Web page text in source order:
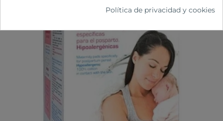
Política de privacidad y cookies